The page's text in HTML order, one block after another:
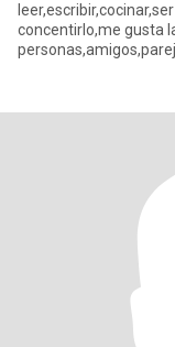
concentirlo,me gusta